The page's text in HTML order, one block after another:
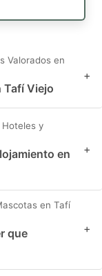
Valorados en
Tafí Viejo
+
Hoteles y
en
+
en Tafí
que
+